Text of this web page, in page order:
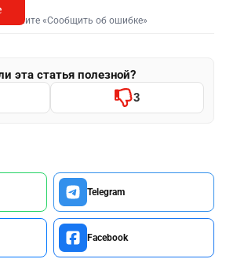
нажмите «Сообщить об ошибке»
эта статья полезной?
3
Telegram
Facebook